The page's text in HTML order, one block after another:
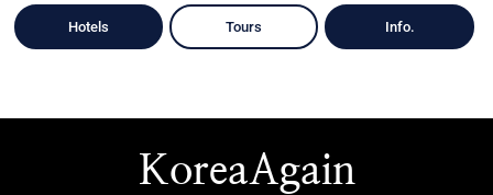
Hotels Tours Info.
KoreaAgain